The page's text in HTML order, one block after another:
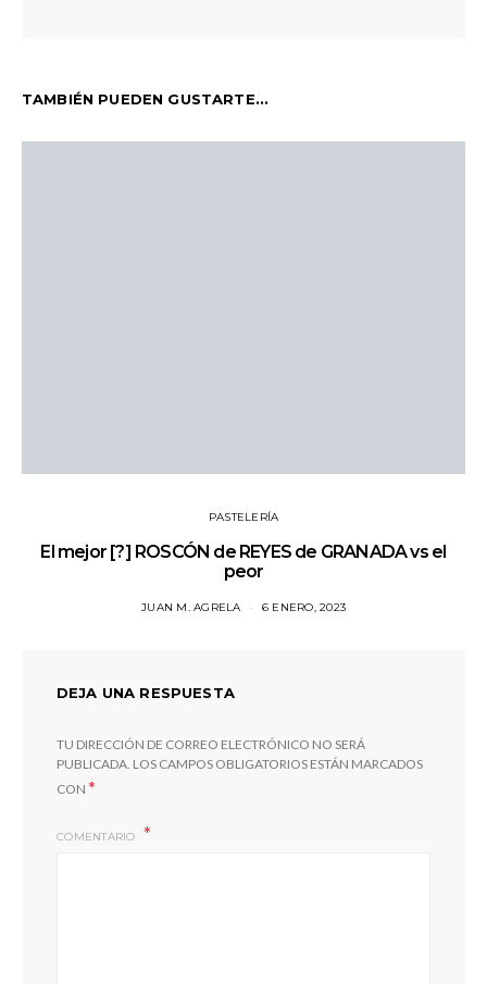
TAMBIÉN PUEDEN GUSTARTE...
PASTELERÍA
El mejor [?] ROSCÓN de REYES de GRANADA vs el
peor
JUAN M. AGRELA 6 ENERO, 2023
DEJA UNA RESPUESTA
TU DIRECCIÓN DE CORREO ELECTRÓNICO NO SERÁ
PUBLICADA. LOS CAMPOS OBLIGATORIOS ESTÁN MARCADOS
CON *
COMENTARIO